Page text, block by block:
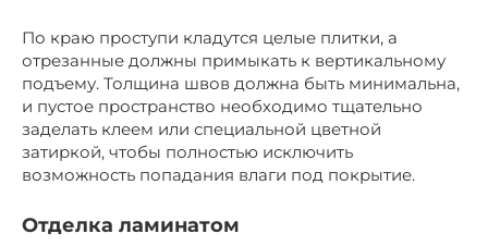
По краю проступи кладутся целые плитки, а
отрезанные должны примыкать к вертикальному
подъему. Толщина швов должна быть минимальна,
и пустое пространство необходимо тщательно
заделать клеем или специальной цветной
затиркой, чтобы полностью исключить
возможность попадания влаги под покрытие.
Отделка ламинатом